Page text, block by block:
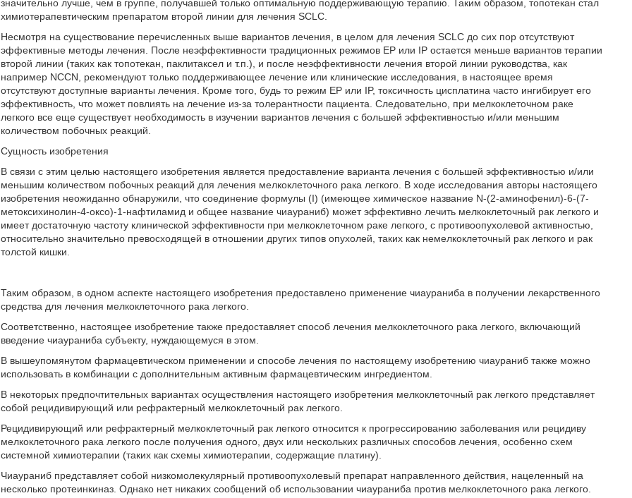
значительно лучше, чем в группе, получавшей только оптимальную поддерживающую терапию. Таким образом, топотекан стал
химиотерапевтическим препаратом второй линии для лечения SCLC.
Несмотря на существование перечисленных выше вариантов лечения, в целом для лечения SCLC до сих пор отсутствуют
эффективные методы лечения. После неэффективности традиционных режимов EP или IP остается меньше вариантов терапии
второй линии (таких как топотекан, паклитаксел и т.п.), и после неэффективности лечения второй линии руководства, как
например NCCN, рекомендуют только поддерживающее лечение или клинические исследования, в настоящее время
отсутствуют доступные варианты лечения. Кроме того, будь то режим EP или IP, токсичность цисплатина часто ингибирует его
эффективность, что может повлиять на лечение из-за толерантности пациента. Следовательно, при мелкоклеточном раке
легкого все еще существует необходимость в изучении вариантов лечения с большей эффективностью и/или меньшим
количеством побочных реакций.
Сущность изобретения
В связи с этим целью настоящего изобретения является предоставление варианта лечения с большей эффективностью и/или
меньшим количеством побочных реакций для лечения мелкоклеточного рака легкого. В ходе исследования авторы настоящего
изобретения неожиданно обнаружили, что соединение формулы (I) (имеющее химическое название N-(2-аминофенил)-6-(7-
метоксихинолин-4-оксо)-1-нафтиламид и общее название чиаураниб) может эффективно лечить мелкоклеточный рак легкого и
имеет достаточную частоту клинической эффективности при мелкоклеточном раке легкого, с противоопухолевой активностью,
относительно значительно превосходящей в отношении других типов опухолей, таких как немелкоклеточный рак легкого и рак
толстой кишки.
Таким образом, в одном аспекте настоящего изобретения предоставлено применение чиаураниба в получении лекарственного
средства для лечения мелкоклеточного рака легкого.
Соответственно, настоящее изобретение также предоставляет способ лечения мелкоклеточного рака легкого, включающий
введение чиаураниба субъекту, нуждающемуся в этом.
В вышеупомянутом фармацевтическом применении и способе лечения по настоящему изобретению чиаураниб также можно
использовать в комбинации с дополнительным активным фармацевтическим ингредиентом.
В некоторых предпочтительных вариантах осуществления настоящего изобретения мелкоклеточный рак легкого представляет
собой рецидивирующий или рефрактерный мелкоклеточный рак легкого.
Рецидивирующий или рефрактерный мелкоклеточный рак легкого относится к прогрессированию заболевания или рецидиву
мелкоклеточного рака легкого после получения одного, двух или нескольких различных способов лечения, особенно схем
системной химиотерапии (таких как схемы химиотерапии, содержащие платину).
Чиаураниб представляет собой низкомолекулярный противоопухолевый препарат направленного действия, нацеленный на
несколько протеинкиназ. Однако нет никаких сообщений об использовании чиаураниба против мелкоклеточного рака легкого.